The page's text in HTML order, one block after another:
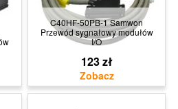
C40HF-50PB-1 Samwon
Przewód sygnałowy modułów
I/O
123 zł